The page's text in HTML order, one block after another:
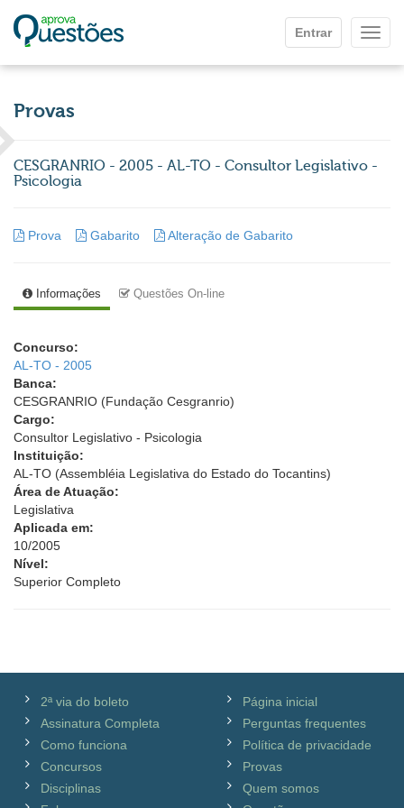
Entrar
Provas
CESGRANRIO - 2005 - AL-TO - Consultor Legislativo -
Psicologia
Prova Gabarito Alteração de Gabarito
Informações Questões On-line
Concurso:
AL-TO - 2005
Banca:
CESGRANRIO (Fundação Cesgranrio)
Cargo:
Consultor Legislativo - Psicologia
Instituição:
AL-TO (Assembléia Legislativa do Estado do Tocantins)
Área de Atuação:
Legislativa
Aplicada em:
10/2005
Nível:
Superior Completo
2ª via do boleto
Assinatura Completa
Como funciona
Concursos
Disciplinas
Página inicial
Perguntas frequentes
Política de privacidade
Provas
Quem somos